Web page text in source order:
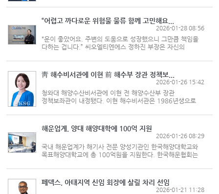
교수가 제9대 총장으로 공식 임명됐다고 밝혔다. 임기는
2026년 1월 30일...
“어렵고 까다로운 위험물 물류 함께 고민해요...
2026-01-28 08:56
“운이 좋았어요. 주변의 도움으로 성장했으니 그만큼 책임을
다하는 겁니다.” 씨오엘티엔에스 정하진 부장은 자신의
맞물려 좋은 사람들을 만났고 그들 도움 덕분에 이만큼 성장할
수 있었다는 것. 정...
靑 해수비서관에 이현 前 해수부 장관 정책보...
2026-01-26 15:42
청와대 해양수산비서관에 이현 전 해양수산부 장관
정책보좌관이 내정됐다. 이현 해수비서관은 1986년생으로
대학원에서 선박경영과 물류학으로 석사 학위를 취득했다.
최연소 부산시의원 타이틀을 ...
해운업계, 양대 해양대학에 100억 지원
2026-01-26 08:29
국내 해운업계가 해기사 전문 양성기관인 한국해양대학교와
목표해양대학교에 총 100억원을 지원한다. 한국해운협회는
2026년도 정기총회에서 이 같은 내용의 해기 인력 양성 지원
안건을 의결했다. 해운협...
페덱스, 아태지역 신임 회장에 살릴 차리 선임
2026-01-21 11:28